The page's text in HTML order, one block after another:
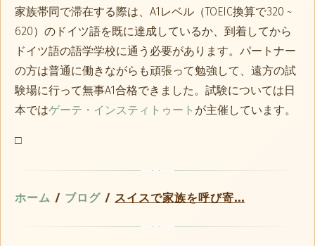
家族帯同で滞在する際は、A1レベル（TOEIC換算で320 ~
620）のドイツ語を既に達成しているか、到着してから
ドイツ語の語学学校に通う必要があります。パートナー
の方は普通に働きながらも頑張って勉強して、遠方の試
験場に行って無事A1合格できました。試験については日
本ではゲーテ・インスティトゥート が主催しています。
□
ホーム / ブログ / スイスで家族を呼び寄...